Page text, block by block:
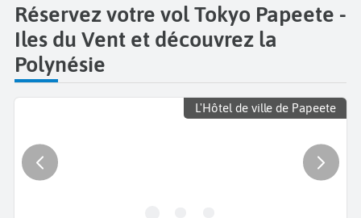
Réservez votre vol Tokyo Papeete -
Iles du Vent et découvrez la
Polynésie
L'Hôtel de ville de Papeete